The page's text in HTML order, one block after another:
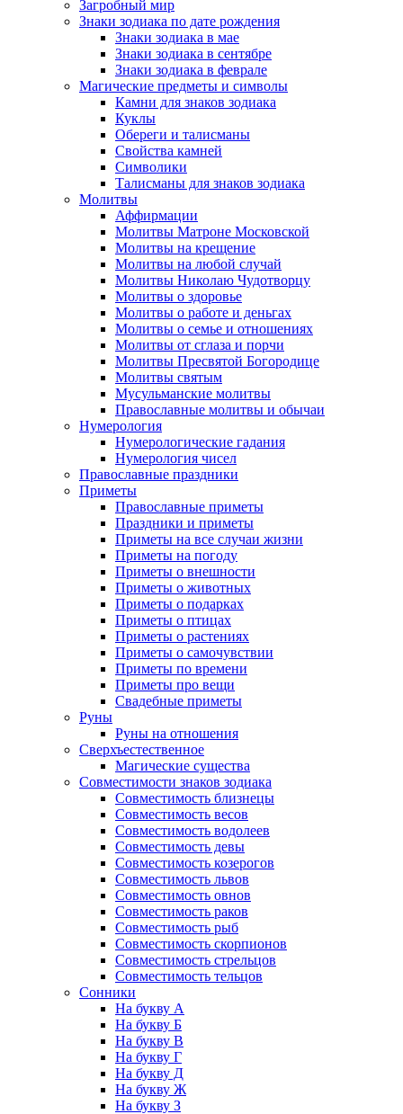
Загробный мир
Знаки зодиака по дате рождения
Знаки зодиака в мае
Знаки зодиака в сентябре
Знаки зодиака в феврале
Магические предметы и символы
Камни для знаков зодиака
Куклы
Обереги и талисманы
Свойства камней
Символики
Талисманы для знаков зодиака
Молитвы
Аффирмации
Молитвы Матроне Московской
Молитвы на крещение
Молитвы на любой случай
Молитвы Николаю Чудотворцу
Молитвы о здоровье
Молитвы о работе и деньгах
Молитвы о семье и отношениях
Молитвы от сглаза и порчи
Молитвы Пресвятой Богородице
Молитвы святым
Мусульманские молитвы
Православные молитвы и обычаи
Нумерология
Нумерологические гадания
Нумерология чисел
Православные праздники
Приметы
Православные приметы
Праздники и приметы
Приметы на все случаи жизни
Приметы на погоду
Приметы о внешности
Приметы о животных
Приметы о подарках
Приметы о птицах
Приметы о растениях
Приметы о самочувствии
Приметы по времени
Приметы про вещи
Свадебные приметы
Руны
Руны на отношения
Сверхъестественное
Магические существа
Совместимости знаков зодиака
Совместимость близнецы
Совместимость весов
Совместимость водолеев
Совместимость девы
Совместимость козерогов
Совместимость львов
Совместимость овнов
Совместимость раков
Совместимость рыб
Совместимость скорпионов
Совместимость стрельцов
Совместимость тельцов
Сонники
На букву А
На букву Б
На букву В
На букву Г
На букву Д
На букву Ж
На букву З